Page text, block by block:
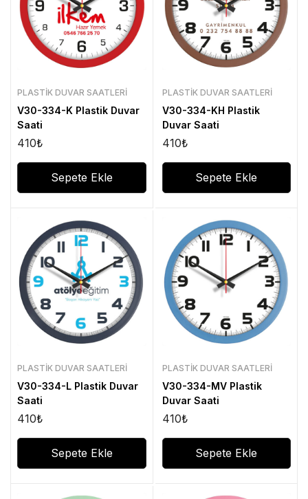
PLASTIK DUVAR SAATLERI
V30-334-K Plastik Duvar
Saati
410₺
Sepete Ekle
PLASTIK DUVAR SAATLERI
V30-334-KH Plastik
Duvar Saati
410₺
Sepete Ekle
PLASTIK DUVAR SAATLERI
V30-334-L Plastik Duvar
Saati
410₺
Sepete Ekle
PLASTIK DUVAR SAATLERI
V30-334-MV Plastik
Duvar Saati
410₺
Sepete Ekle